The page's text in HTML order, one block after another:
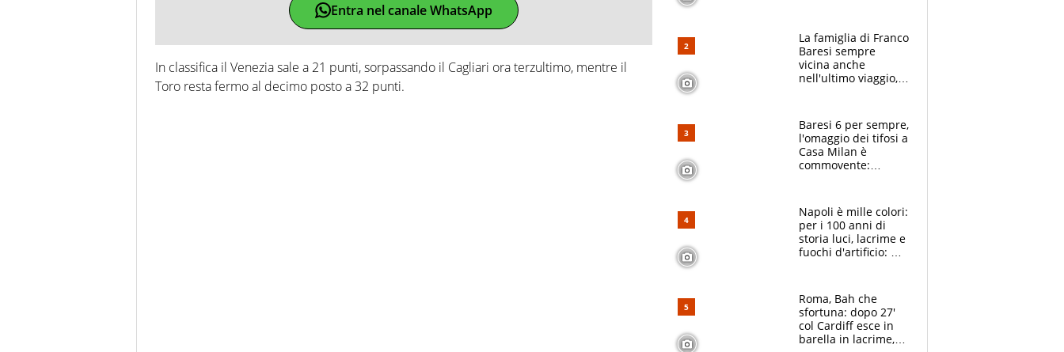
Entra nel canale WhatsApp
In classifica il Venezia sale a 21 punti, sorpassando il Cagliari ora terzultimo, mentre il
Toro resta fermo al decimo posto a 32 punti.
La famiglia di Franco
Baresi sempre
vicina anche
nell'ultimo viaggio,
circondati
dall'affetto dei tifosi
Baresi 6 per sempre,
l'omaggio dei tifosi a
Casa Milan è
commovente:
bigliettini
Napoli è mille colori:
per i 100 anni di
storia luci, lacrime e
fuochi d'artificio: De
Roma, Bah che
sfortuna: dopo 27'
col Cardiff esce in
barella in lacrime,